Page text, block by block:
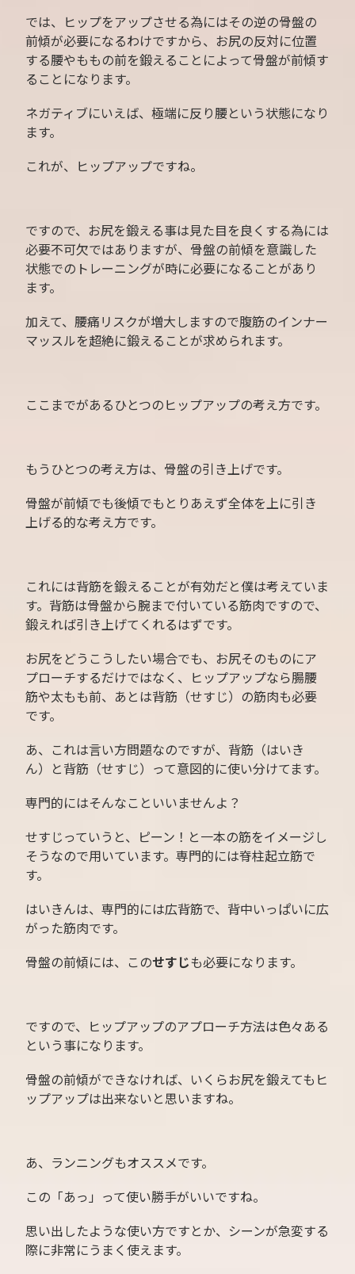
では、ヒップをアップさせる為にはその逆の骨盤の
前傾が必要になるわけですから、お尻の反対に位置
する腰やももの前を鍛えることによって骨盤が前傾す
ることになります。
ネガティブにいえば、極端に反り腰という状態になり
ます。
これが、ヒップアップですね。
ですので、お尻を鍛える事は見た目を良くする為には
必要不可欠ではありますが、骨盤の前傾を意識した
状態でのトレーニングが時に必要になることがあり
ます。
加えて、腰痛リスクが増大しますので腹筋のインナー
マッスルを超絶に鍛えることが求められます。
ここまでがあるひとつのヒップアップの考え方です。
もうひとつの考え方は、骨盤の引き上げです。
骨盤が前傾でも後傾でもとりあえず全体を上に引き
上げる的な考え方です。
これには背筋を鍛えることが有効だと僕は考えていま
す。背筋は骨盤から腕まで付いている筋肉ですので、
鍛えれば引き上げてくれるはずです。
お尻をどうこうしたい場合でも、お尻そのものにア
プローチするだけではなく、ヒップアップなら腸腰
筋や太もも前、あとは背筋（せすじ）の筋肉も必要
です。
あ、これは言い方問題なのですが、背筋（はいき
ん）と背筋（せすじ）って意図的に使い分けてます。
専門的にはそんなこといいませんよ？
せすじっていうと、ピーン！と一本の筋をイメージし
そうなので用いています。専門的には脊柱起立筋で
す。
はいきんは、専門的には広背筋で、背中いっぱいに広
がった筋肉です。
骨盤の前傾には、このせすじも必要になります。
ですので、ヒップアップのアプローチ方法は色々ある
という事になります。
骨盤の前傾ができなければ、いくらお尻を鍛えてもヒ
ップアップは出来ないと思いますね。
あ、ランニングもオススメです。
この「あっ」って使い勝手がいいですね。
思い出したような使い方ですとか、シーンが急変する
際に非常にうまく使えます。